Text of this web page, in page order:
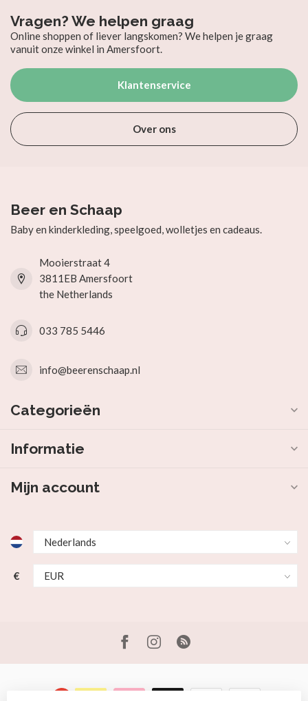
Vragen? We helpen graag
Online shoppen of liever langskomen? We helpen je graag
vanuit onze winkel in Amersfoort.
Klantenservice
Over ons
Beer en Schaap
Baby en kinderkleding, speelgoed, wolletjes en cadeaus.
Mooierstraat 4
3811EB Amersfoort
the Netherlands
033 785 5446
info@beerenschaap.nl
Categorieën
Informatie
Mijn account
€